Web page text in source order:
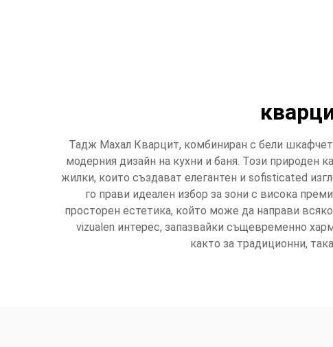
Тадж Махал Кварцит, комбиниран с бели
модерния дизайн на кухни и баня. Този природен
жилки, които създават елегантен и sofisticated
го прави идеален избор за зони с висока
просторен естетика, който може да направи
vizualen интерес, запазвайки същевременно
както за традиционни,